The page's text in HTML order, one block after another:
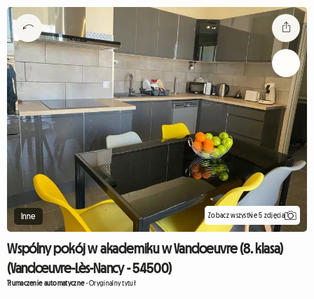
Inne Zobacz wszystkie 5 zdjęcia
Wspólny pokój w akademiku w Vandoeuvre (8. klasa)
(Vandœuvre-Lès-Nancy - 54500)
Tłumaczenie automatyczne-Oryginalny tytuł